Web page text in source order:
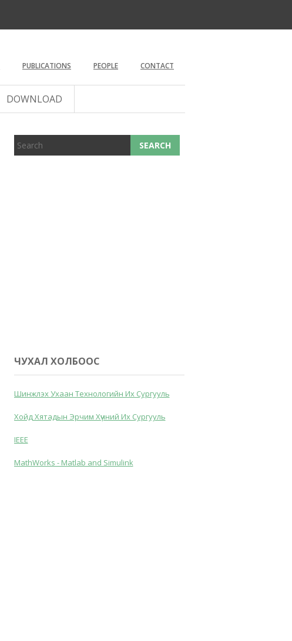
PUBLICATIONS PEOPLE CONTACT
DOWNLOAD
ЧУХАЛ ХОЛБООС
Шинжлэх Ухаан Технологийн Их Сургууль
Хойд Хятадын Эрчим Хүчний Их Сургууль
IEEE
MathWorks - Matlab and Simulink